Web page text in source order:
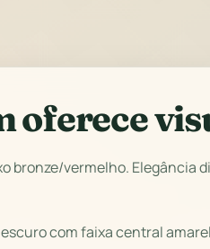
oferece
bronze/vermelho. Elegância
com faixa central